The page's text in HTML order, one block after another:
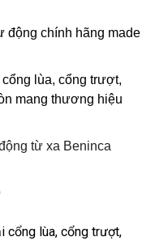
động chính hãng made
lùa, cổng trượt,
mang thương hiệu
từ xa Beninca
cổng lùa, cổng trượt,